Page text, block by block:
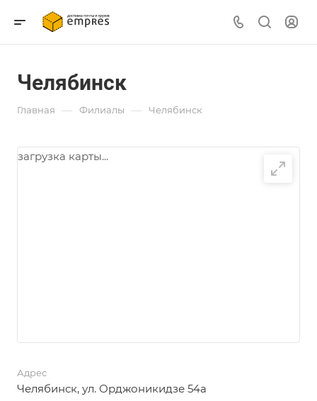
Челябинск
Главная — Филиалы — Челябинск
Адрес
Челябинск, ул. Орджоникидзе 54а
загрузка карты...